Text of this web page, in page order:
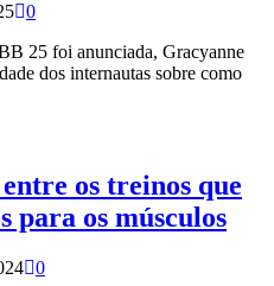
0
25 foi anunciada, Gracyanne
dos internautas sobre como
os treinos que
para os músculos
0